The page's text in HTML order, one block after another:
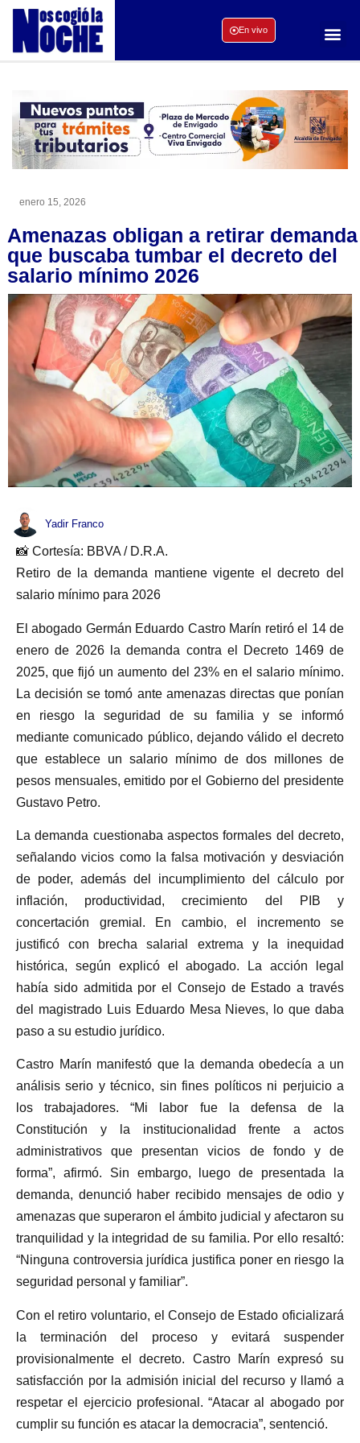
En vivo
enero 15, 2026
Amenazas obligan a retirar demanda
que buscaba tumbar el decreto del
salario mínimo 2026
Yadir Franco
📸 Cortesía: BBVA / D.R.A.
Retiro de la demanda mantiene vigente el decreto del
salario mínimo para 2026
El abogado Germán Eduardo Castro Marín retiró el 14 de
enero de 2026 la demanda contra el Decreto 1469 de
2025, que fijó un aumento del 23% en el salario mínimo.
La decisión se tomó ante amenazas directas que ponían
en riesgo la seguridad de su familia y se informó
mediante comunicado público, dejando válido el decreto
que establece un salario mínimo de dos millones de
pesos mensuales, emitido por el Gobierno del presidente
Gustavo Petro.
La demanda cuestionaba aspectos formales del decreto,
señalando vicios como la falsa motivación y desviación
de poder, además del incumplimiento del cálculo por
inflación, productividad, crecimiento del PIB y
concertación gremial. En cambio, el incremento se
justificó con brecha salarial extrema y la inequidad
histórica, según explicó el abogado. La acción legal
había sido admitida por el Consejo de Estado a través
del magistrado Luis Eduardo Mesa Nieves, lo que daba
paso a su estudio jurídico.
Castro Marín manifestó que la demanda obedecía a un
análisis serio y técnico, sin fines políticos ni perjuicio a
los trabajadores. “Mi labor fue la defensa de la
Constitución y la institucionalidad frente a actos
administrativos que presentan vicios de fondo y de
forma”, afirmó. Sin embargo, luego de presentada la
demanda, denunció haber recibido mensajes de odio y
amenazas que superaron el ámbito judicial y afectaron su
tranquilidad y la integridad de su familia. Por ello resaltó:
“Ninguna controversia jurídica justifica poner en riesgo la
seguridad personal y familiar”.
Con el retiro voluntario, el Consejo de Estado oficializará
la terminación del proceso y evitará suspender
provisionalmente el decreto. Castro Marín expresó su
satisfacción por la admisión inicial del recurso y llamó a
respetar el ejercicio profesional. “Atacar al abogado por
cumplir su función es atacar la democracia”, sentenció.